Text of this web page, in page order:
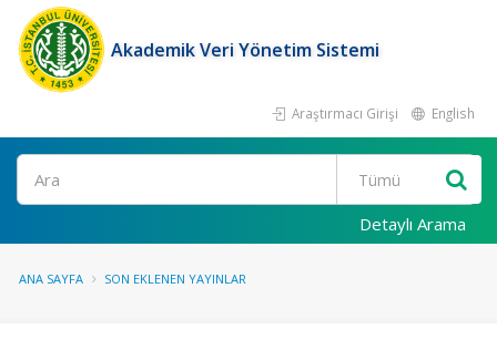
Akademik Veri Yönetim Sistemi
Araştırmacı Girişi English
Ara
Detaylı Arama
ANA SAYFA SON EKLENEN YAYINLAR